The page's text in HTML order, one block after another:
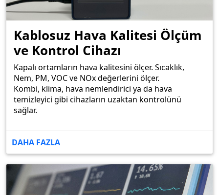
Kablosuz Hava Kalitesi Ölçüm
ve Kontrol Cihazı
Kapalı ortamların hava kalitesini ölçer. Sıcaklık,
Nem, PM, VOC ve NOx değerlerini ölçer.
Kombi, klima, hava nemlendirici ya da hava
temizleyici gibi cihazların uzaktan kontrolünü
sağlar.
DAHA FAZLA